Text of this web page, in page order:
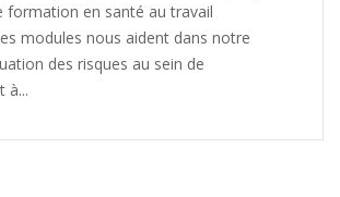
formation en santé au travail
modules nous aident dans notre
des risques au sein de
à...